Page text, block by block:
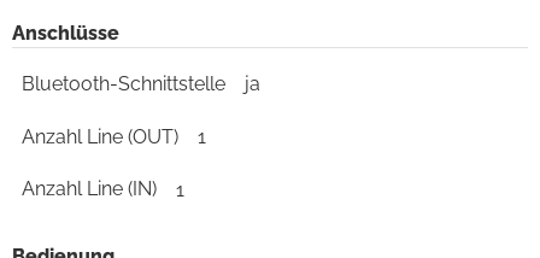
Anschlüsse
Bluetooth-Schnittstelle ja
Anzahl Line (OUT) 1
Anzahl Line (IN) 1